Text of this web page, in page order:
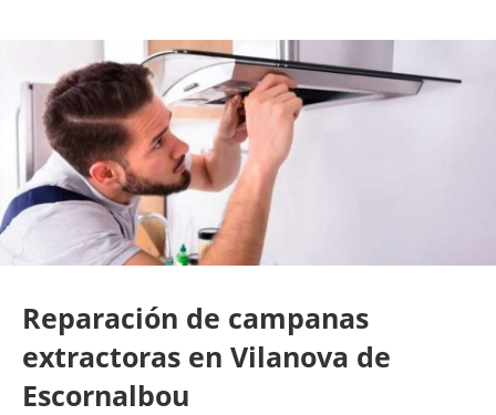
Reparación de campanas
extractoras en Vilanova de
Escornalbou